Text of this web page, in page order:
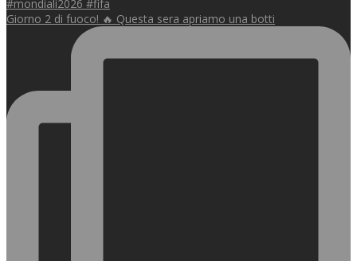
Giorno 2 di fuoco! 🔥 Questa sera apriamo una botti